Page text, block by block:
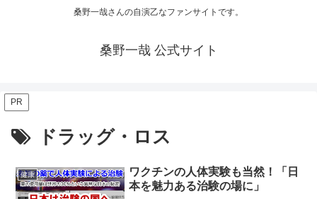
桑野一哉さんの自演乙なファンサイトです。
桑野一哉 公式サイト
PR
ドラッグ・ロス
健康
ワクチンの人体実験も当然！「日
本を魅力ある治験の場に」